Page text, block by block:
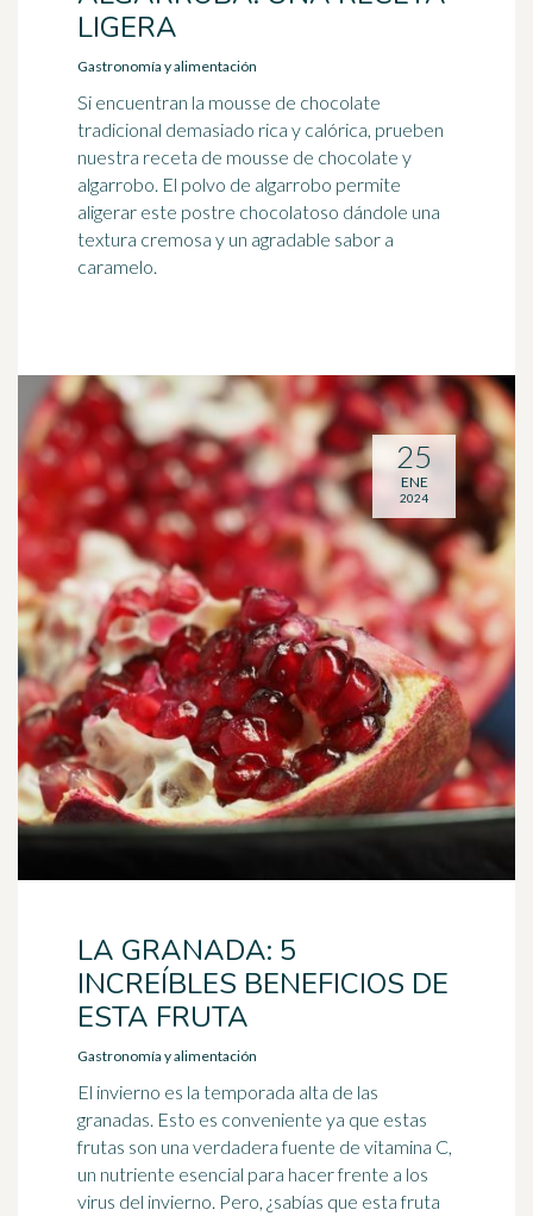
LIGERA
Gastronomía y alimentación
Si encuentran la mousse de chocolate
tradicional demasiado rica y calórica, prueben
nuestra receta de mousse de chocolate y
algarrobo. El polvo de algarrobo permite
aligerar este postre chocolatoso dándole una
textura cremosa y un agradable sabor a
caramelo.
LA GRANADA: 5
INCREÍBLES BENEFICIOS DE
ESTA FRUTA
Gastronomía y alimentación
El invierno es la temporada alta de las
granadas. Esto es conveniente ya que estas
frutas son una verdadera fuente de vitamina C,
un nutriente esencial para hacer frente a los
virus del invierno. Pero, ¿sabías que esta fruta
25
ENE
2024